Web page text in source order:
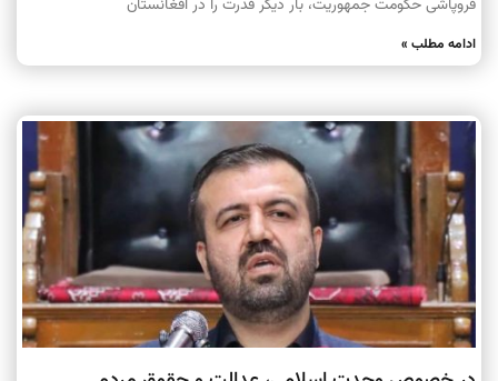
فروپاشی حکومت جمهوریت، بار دیگر قدرت را در افغانستان
ادامه مطلب »